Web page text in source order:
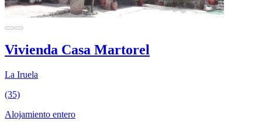
Vivienda Casa Martorel
La Iruela
(35)
Alojamiento entero